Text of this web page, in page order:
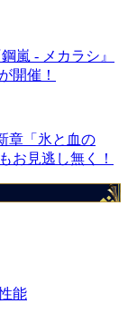
嵐 - メカラシ』
開催！
章「氷と血の
お見逃し無く！
能